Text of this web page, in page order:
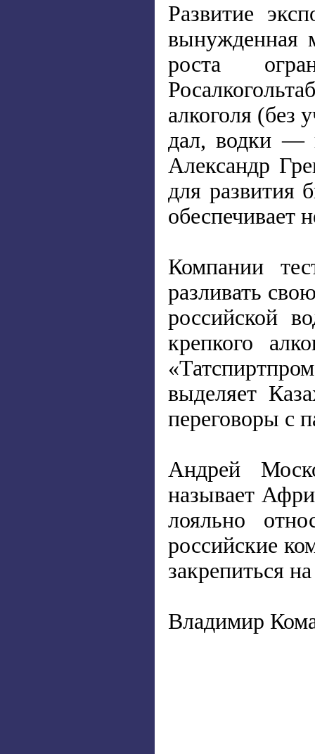
Развитие
вынужденная
роста
алкоголя (без
дал, водки —
Александр
для развития
обеспечивает
Компании
разливать
российской
крепкого
выделяет
переговоры с
Андрей
называет
лояльно
российские
закрепиться
Владимир